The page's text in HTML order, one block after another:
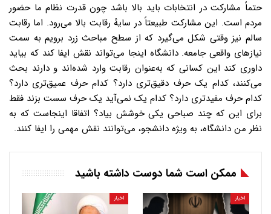
حتماً مشارکت در انتخابات باید بالا باشد چون قدرت نظام ما حضور
مردم است. این مشارکت طبیعتاً در سایهٔ رقابت بالا می‌رود. اما رقابت
سالم نیز وقتی شکل می‌گیرد که از سطح مباحث زرد برویم به سمت
نیازهای واقعی جامعه. دانشگاه اینجا می‌تواند نقش ایفا کند که بیاید
داوری کند این کسانی که به‌عنوان رقابت وارد شده‌اند و دارند بحث
می‌کنند، کدام یک حرف دقیق‌تری دارد؟ کدام حرف عمیق‌تری دارد؟
کدام حرف مفیدتری دارد؟ کدام یک نمی‌آید یک حرف سست بزند فقط
برای این که چند صباحی یکی خوشش بیاد؟ اتفاقا اینجاست که به
نظر من دانشگاه، به ویژه دانشجو، می‌توانند نقش مهمی را ایفا کنند.
ممکن است شما دوست داشته باشید
اخبار اخبار